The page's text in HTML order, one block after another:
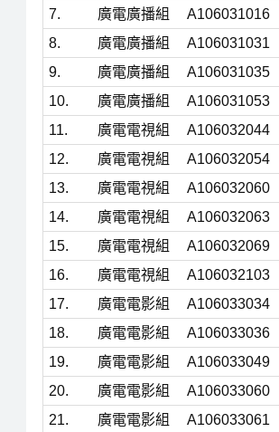
7.
廣電廣播組 A106031016
8.
廣電廣播組 A106031031
9.
廣電廣播組 A106031035
10.
廣電廣播組 A106031053
11.
廣電電視組 A106032044
12.
廣電電視組 A106032054
13.
廣電電視組 A106032060
14.
廣電電視組 A106032063
15.
廣電電視組 A106032069
16.
廣電電視組 A106032103
17.
廣電電影組 A106033034
18.
廣電電影組 A106033036
19.
廣電電影組 A106033049
20.
廣電電影組 A106033060
21.
廣電電影組 A106033061